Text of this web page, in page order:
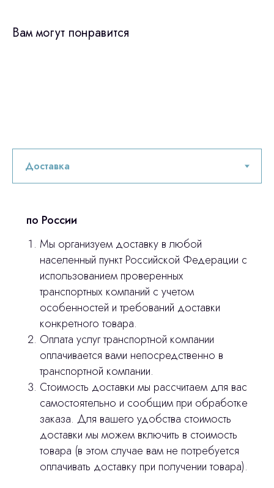
Вам могут понравится
по России
Мы организуем доставку в любой
населенный пункт Российской Федерации с
использованием проверенных
транспортных компаний с учетом
особенностей и требований доставки
конкретного товара.
Оплата услуг транспортной компании
оплачивается вами непосредственно в
транспортной компании.
Стоимость доставки мы рассчитаем для вас
самостоятельно и сообщим при обработке
заказа. Для вашего удобства стоимость
доставки мы можем включить в стоимость
товара (в этом случае вам не потребуется
оплачивать доставку при получении товара).
Остались вопросы
оставьте контакты, мы свяжемся и
ответим на все вопросы
© 2024 ЛС Дентал Групп
Главная